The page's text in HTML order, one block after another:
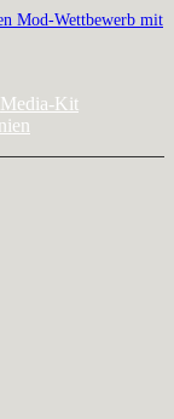
Mod-Wettbewerb mit
Media-Kit